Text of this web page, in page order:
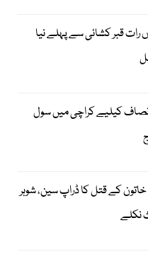
رات قبر کشائی سے پہلے نیا
کیلیے کراچی میں سول
40 سالہ خاتون کے قتل کا ڈراپ سین، شوہر
نکلے